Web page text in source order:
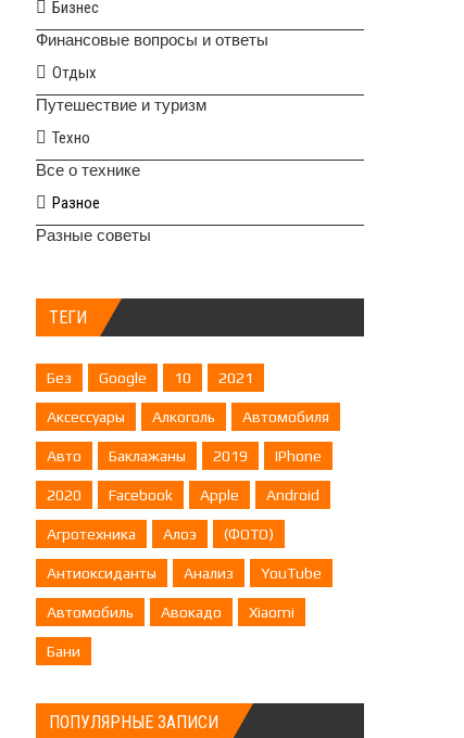
Бизнес
Финансовые вопросы и ответы
Отдых
Путешествие и туризм
Техно
Все о технике
Разное
Разные советы
ТЕГИ
Без Google 10 2021
Аксессуары Алкоголь Автомобиля
Авто Баклажаны 2019 IPhone
2020 Facebook Apple Android
Агротехника Алоэ (ФОТО)
Антиоксиданты Анализ YouTube
Автомобиль Авокадо Xiaomi
Бани
ПОПУЛЯРНЫЕ ЗАПИСИ